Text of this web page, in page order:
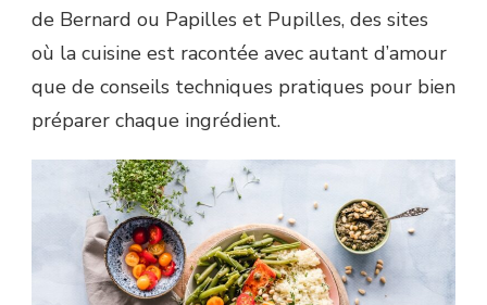
de Bernard ou Papilles et Pupilles, des sites
où la cuisine est racontée avec autant d’amour
que de conseils techniques pratiques pour bien
préparer chaque ingrédient.